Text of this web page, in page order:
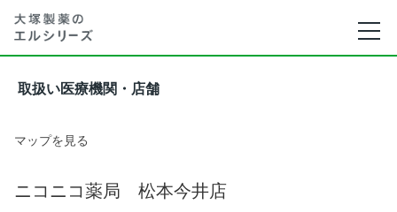
取扱い医療機関・店舗
マップを見る
ニコニコ薬局 松本今井店